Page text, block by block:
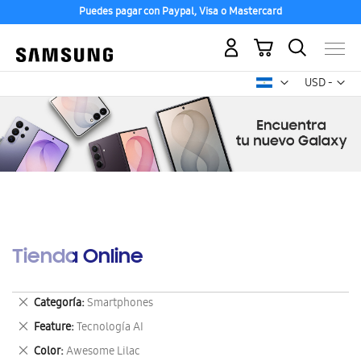
Puedes pagar con Paypal, Visa o Mastercard
USD -
dólar
Mi carrito
Tienda Online
Categoría Smartphones
Eliminar
este
artículo
Feature Tecnología AI
Eliminar
este
Color Awesome Lilac
Eliminar